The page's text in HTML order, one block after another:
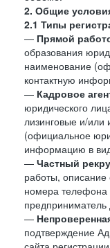
2. Общие
2.1 Типы
— Прямой
образования
наименование
контактную
— Кадровое
юридического
лизинговые и/или
(официальное
информацию в
— Частный
работы,
номера телефона
предприниматель
—
подтверждение